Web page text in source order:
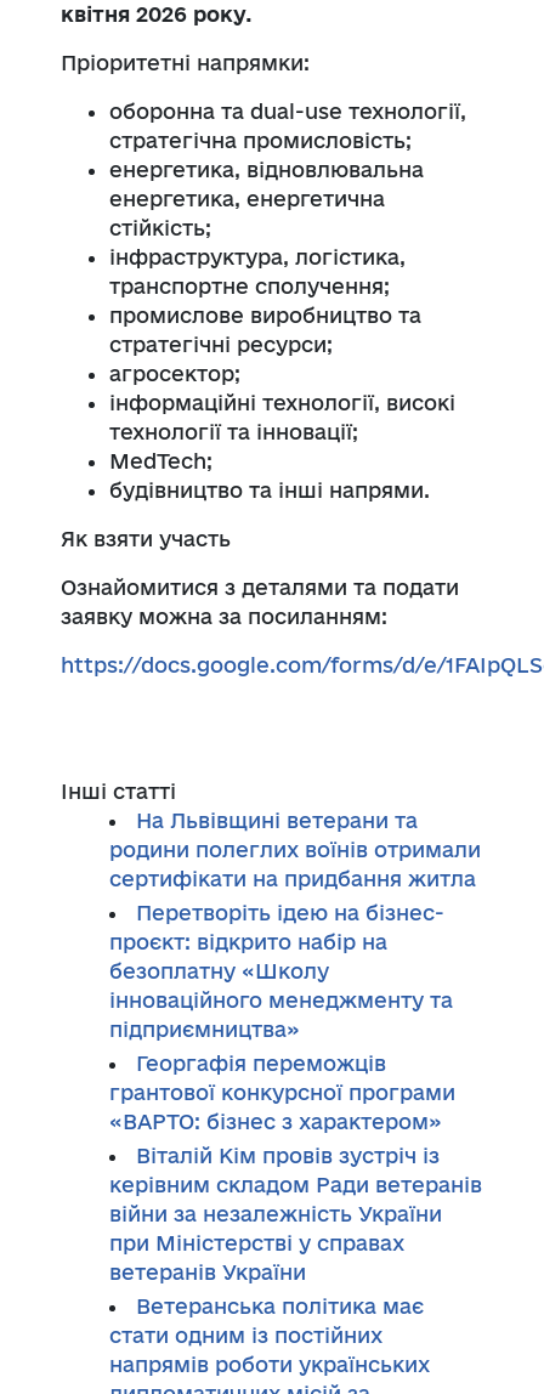
квітня 2026 року.
Пріоритетні напрямки:
оборонна та dual-use технології,
стратегічна промисловість;
енергетика, відновлювальна
енергетика, енергетична
стійкість;
інфраструктура, логістика,
транспортне сполучення;
промислове виробництво та
стратегічні ресурси;
агросектор;
інформаційні технології, високі
технології та інновації;
MedTech;
будівництво та інші напрями.
Як взяти участь
Ознайомитися з деталями та подати
заявку можна за посиланням:
https://docs.google.com/forms/d/e/
Інші статті
На Львівщині ветерани та
родини полеглих воїнів отримали
сертифікати на придбання житла
Перетворіть ідею на бізнес-
проєкт: відкрито набір на
безоплатну «Школу
інноваційного менеджменту та
підприємництва»
Георгафія переможців
грантової конкурсної програми
«ВАРТО: бізнес з характером»
Віталій Кім провів зустріч із
керівним складом Ради ветеранів
війни за незалежність України
при Міністерстві у справах
ветеранів України
Ветеранська політика має
стати одним із постійних
напрямів роботи українських